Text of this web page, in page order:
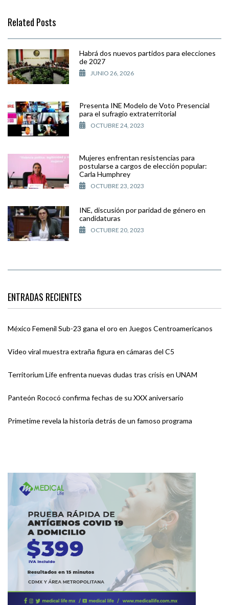
Related Posts
Habrá dos nuevos partidos para elecciones
de 2027
JUNIO 26, 2026
Presenta INE Modelo de Voto Presencial
para el sufragio extraterritorial
OCTUBRE 24, 2023
Mujeres enfrentan resistencias para
postularse a cargos de elección popular:
Carla Humphrey
OCTUBRE 23, 2023
INE, discusión por paridad de género en
candidaturas
OCTUBRE 20, 2023
ENTRADAS RECIENTES
México Femenil Sub-23 gana el oro en Juegos Centroamericanos
Video viral muestra extraña figura en cámaras del C5
Territorium Life enfrenta nuevas dudas tras crisis en UNAM
Panteón Rococó confirma fechas de su XXX aniversario
Primetime revela la historia detrás de un famoso programa